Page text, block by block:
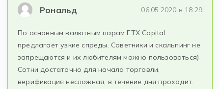
Рональд 06.05.2020 в 18:29
По основным валютным парам ETX Capital
предлагает узкие спреды. Советники и скальпинг не
запрещаются и их любителям можно пользоваться)
Сотни достаточно для начала торговли,
верификация несложная, в течение дня проходит.